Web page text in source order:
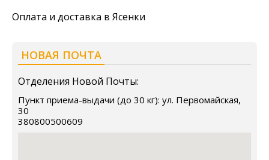
Оплата и доставка в Ясенки
НОВАЯ ПОЧТА
Отделения Новой Почты:
Пункт приема-выдачи (до 30 кг): ул. Первомайская,
30
380800500609